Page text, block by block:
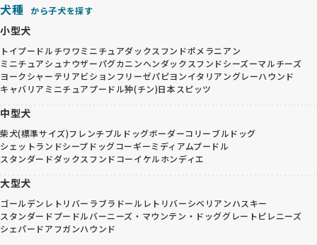
犬種 から子犬を探す
小型犬
トイプードルチワワミニチュアダックスフンドポメラニアン
ミニチュアシュナウザーパグカニンヘンダックスフンドシーズーマルチーズ
ヨークシャーテリアビションフリーゼパピヨンイタリアングレーハウンド
キャバリア ミニチュアプードル狆(チン)日本スピッツ
中型犬
柴犬(標準サイズ)フレンチブルドッグボーダーコリーブルドッグ
シェットランドシープドッグコーギーミディアムプードル
スタンダードダックスフンドコーイケルホンディエ
大型犬
ゴールデンレトリバー ラブラドールレトリバーシベリアンハスキー
スタンダードプードルバーニーズ・マウンテン・ドッググレートピレニーズ
シェパードアフガンハウンド